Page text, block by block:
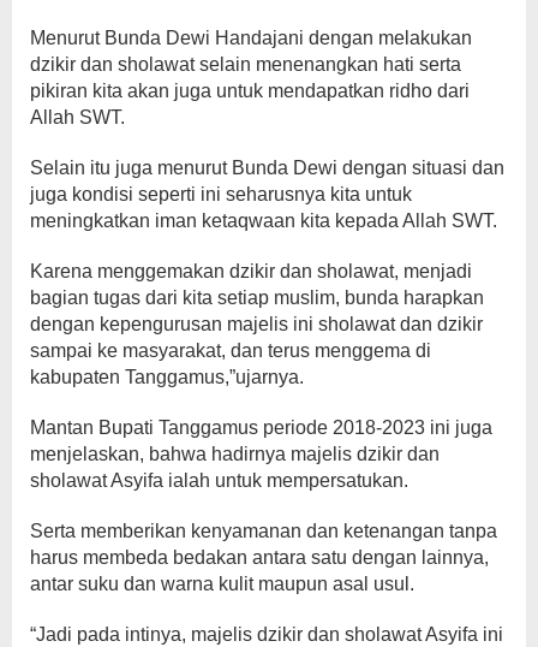
Menurut Bunda Dewi Handajani dengan melakukan
dzikir dan sholawat selain menenangkan hati serta
pikiran kita akan juga untuk mendapatkan ridho dari
Allah SWT.
Selain itu juga menurut Bunda Dewi dengan situasi dan
juga kondisi seperti ini seharusnya kita untuk
meningkatkan iman ketaqwaan kita kepada Allah SWT.
Karena menggemakan dzikir dan sholawat, menjadi
bagian tugas dari kita setiap muslim, bunda harapkan
dengan kepengurusan majelis ini sholawat dan dzikir
sampai ke masyarakat, dan terus menggema di
kabupaten Tanggamus,”ujarnya.
Mantan Bupati Tanggamus periode 2018-2023 ini juga
menjelaskan, bahwa hadirnya majelis dzikir dan
sholawat Asyifa ialah untuk mempersatukan.
Serta memberikan kenyamanan dan ketenangan tanpa
harus membeda bedakan antara satu dengan lainnya,
antar suku dan warna kulit maupun asal usul.
“Jadi pada intinya, majelis dzikir dan sholawat Asyifa ini